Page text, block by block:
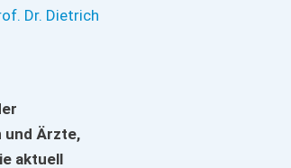
Dr. Dietrich
und Ärzte,
aktuell